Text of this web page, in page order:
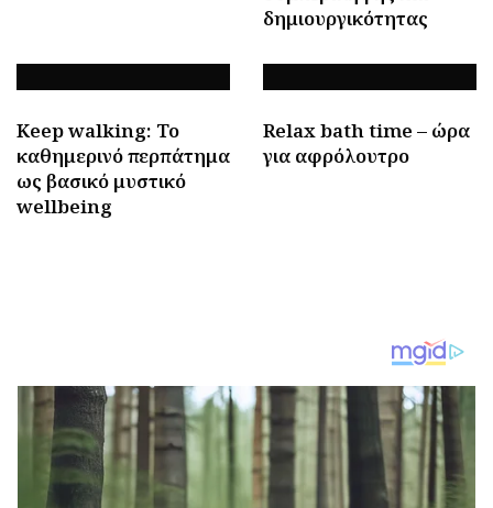
δημιουργικότητας
Keep walking: To
καθημερινό περπάτημα
ως βασικό μυστικό
wellbeing
Relax bath time – ώρα
για αφρόλουτρο